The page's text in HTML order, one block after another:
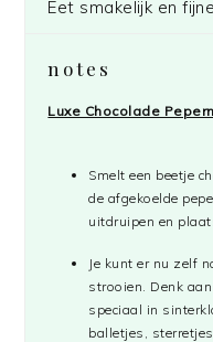
Eet smakelijk en
notes
Luxe Chocolade
Smelt een beetje
de afgekoelde
uitdruipen en
Je kunt er nu zelf
strooien. Denk
speciaal in
balletjes, sterretjes